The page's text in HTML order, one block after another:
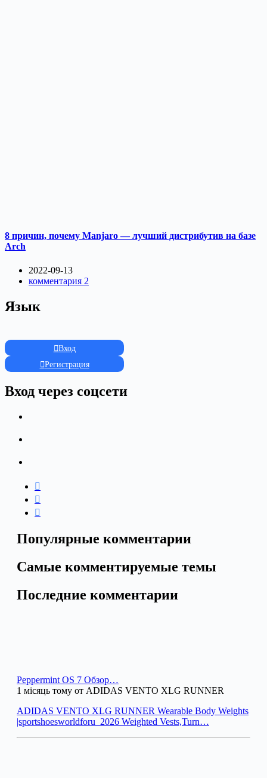
8 причин, почему Manjaro — лучший дистрибутив на базе
Arch
2022-09-13
комментария 2
Язык
Вход
Регистрация
Вход через соцсети
Популярные комментарии
Самые комментируемые темы
Последние комментарии
Peppermint OS 7 Обзор…
1 місяць тому от ADIDAS VENTO XLG RUNNER
ADIDAS VENTO XLG RUNNER Wearable Body Weights
|sportshoesworldforu_2026 Weighted Vests,Turn…